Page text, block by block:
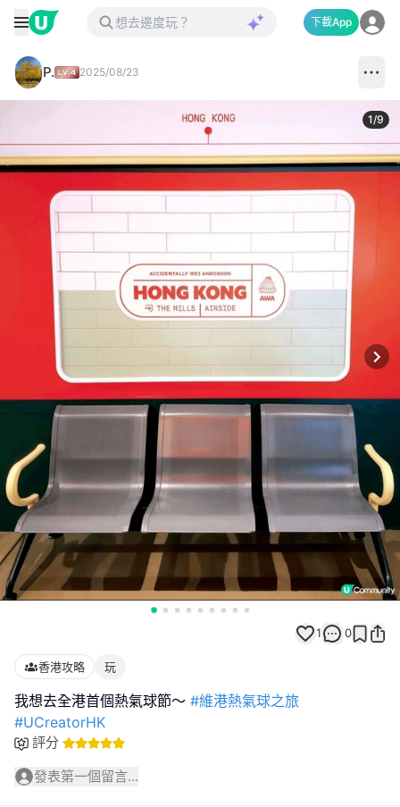
下載App
P. 2025/08/23
1/9
1 0
香港攻略 玩
我想去全港首個熱氣球節～ #維港熱氣球之旅
#UCreatorHK
評分
發表第一個留言...